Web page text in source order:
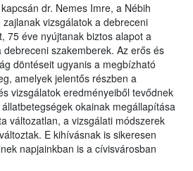
dr. Nemes Imre, a Nébih
vizsgálatok a debreceni
75 éve nyújtanak biztos alapot a
szakemberek. Az erős és
döntéseit ugyanis a megbízható
amelyek jelentős részben a
vizsgálatok eredményeiből tevődnek
okainak megállapítása
változatlan, a vizsgálati módszerek
E kihívásnak is sikeresen
napjainkban is a cívisvárosban